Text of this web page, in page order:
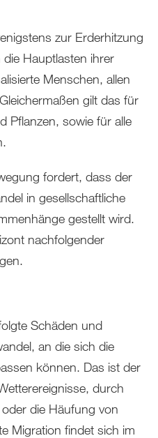
zur Erderhitzung
Hauptlasten ihrer
Menschen, allen
gilt das für
Pflanzen, sowie für alle
fordert, dass der
in gesellschaftliche
gestellt wird.
nachfolgender
Schäden und
an die sich die
können. Das ist der
durch
die Häufung von
Migration findet sich im